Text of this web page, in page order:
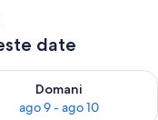
date
ago 8 - ago 9
Domani
ago 9 - ago 10
la disponibilità per